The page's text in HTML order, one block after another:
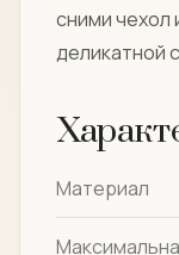
сними чехол
деликатной
Материал